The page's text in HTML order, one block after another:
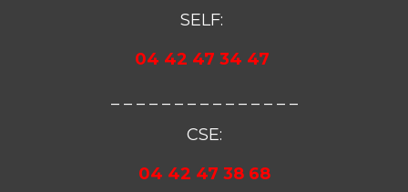
SELF:
04 42 47 34 47
CSE:
04 42 47 38 68